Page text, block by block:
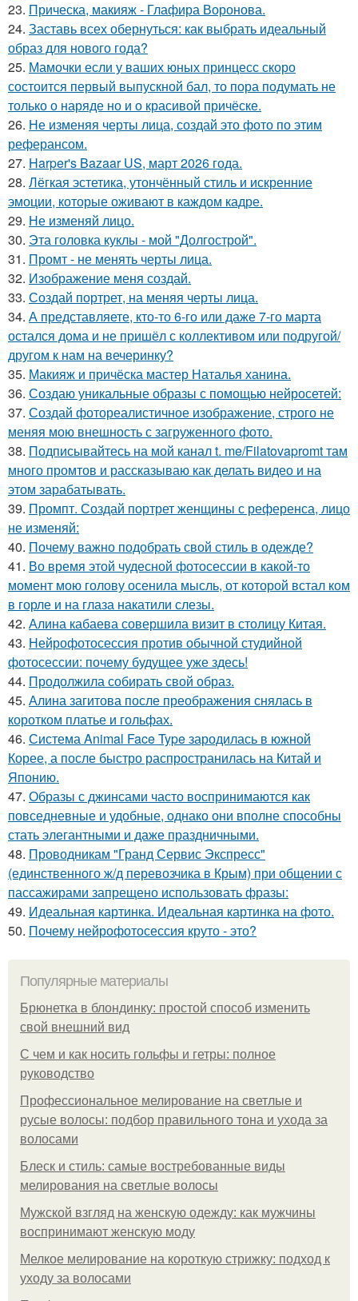
23. Прическа, макияж - Глафира Воронова.
24. Заставь всех обернуться: как выбрать идеальный
образ для нового года?
25. Мамочки если у ваших юных принцесс скоро
состоится первый выпускной бал, то пора подумать не
только о наряде но и о красивой причёске.
26. Не изменяя черты лица, создай это фото по этим
реферансом.
27. Harper's Bazaar US, март 2026 года.
28. Лёгкая эстетика, утончённый стиль и искренние
эмоции, которые оживают в каждом кадре.
29. Не изменяй лицо.
30. Эта головка куклы - мой "Долгострой".
31. Промт - не менять черты лица.
32. Изображение меня создай.
33. Создай портрет, на меняя черты лица.
34. А представляете, кто-то 6-го или даже 7-го марта
остался дома и не пришёл с коллективом или подругой/
другом к нам на вечеринку?
35. Макияж и причёска мастер Наталья ханина.
36. Создаю уникальные образы с помощью нейросетей:
37. Создай фотореалистичное изображение, строго не
меняя мою внешность с загруженного фото.
38. Подписывайтесь на мой канал t. me/Filatovapromt там
много промтов и рассказываю как делать видео и на
этом зарабатывать.
39. Промпт. Создай портрет женщины с референса, лицо
не изменяй:
40. Почему важно подобрать свой стиль в одежде?
41. Во время этой чудесной фотосессии в какой-то
момент мою голову осенила мысль, от которой встал ком
в горле и на глаза накатили слезы.
42. Алина кабаева совершила визит в столицу Китая.
43. Нейрофотосессия против обычной студийной
фотосессии: почему будущее уже здесь!
44. Продолжила собирать свой образ.
45. Алина загитова после преображения снялась в
коротком платье и гольфах.
46. Система Animal Face Type зародилась в южной
Корее, а после быстро распространилась на Китай и
Японию.
47. Образы с джинсами часто воспринимаются как
повседневные и удобные, однако они вполне способны
стать элегантными и даже праздничными.
48. Проводникам "Гранд Сервис Экспресс"
(единственного ж/д перевозчика в Крым) при общении с
пассажирами запрещено использовать фразы:
49. Идеальная картинка. Идеальная картинка на фото.
50. Почему нейрофотосессия круто - это?
Популярные материалы
Брюнетка в блондинку: простой способ изменить
свой внешний вид
С чем и как носить гольфы и гетры: полное
руководство
Профессиональное мелирование на светлые и
русые волосы: подбор правильного тона и ухода за
волосами
Блеск и стиль: самые востребованные виды
мелирования на светлые волосы
Мужской взгляд на женскую одежду: как мужчины
воспринимают женскую моду
Мелкое мелирование на короткую стрижку: подход к
уходу за волосами